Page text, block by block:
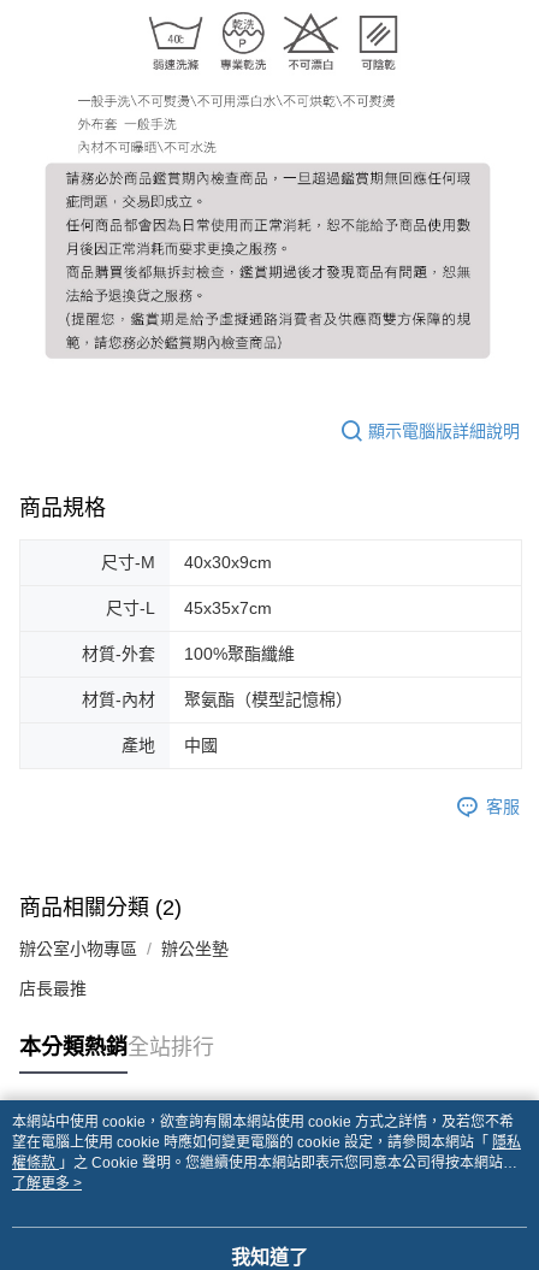
顯示電腦版詳細說明
商品規格
尺寸-M 40x30x9cm
尺寸-L 45x35x7cm
材質-外套 100%聚酯纖維
材質-內材 聚氨酯（模型記憶棉）
產地 中國
客服
商品相關分類 (2)
辦公室小物專區 辦公坐墊
店長最推
本分類熱銷全站排行
熱門標籤
本網站中使用 cookie，欲查詢有關本網站使用 cookie 方式之詳情，及若您不希
望在電腦上使用 cookie 時應如何變更電腦的 cookie 設定，請參閱本網站「 隱私
權條款 」之 Cookie 聲明。您繼續使用本網站即表示您同意本公司得按本網站使
用條款之 Cookie 聲明使用 cookie。
了解更多 >
我知道了